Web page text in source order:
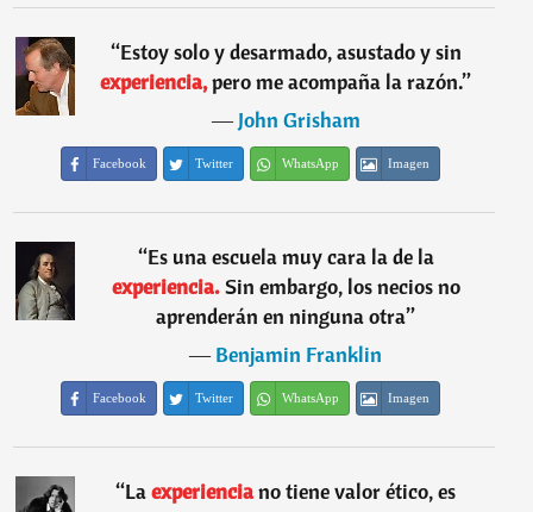
“Estoy solo y desarmado, asustado y sin
experiencia,pero me acompaña la razón.”
―John Grisham
Facebook Twitter WhatsApp Imagen
“Es una escuela muy cara la de la
experiencia.Sin embargo, los necios no
aprenderán en ninguna otra”
―Benjamin Franklin
Facebook Twitter WhatsApp Imagen
“Laexperienciano tiene valor ético, es